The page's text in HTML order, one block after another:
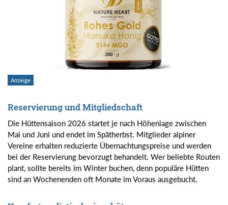
Reservierung und Mitgliedschaft
Die Hüttensaison 2026 startet je nach Höhenlage zwischen
Mai und Juni und endet im Spätherbst. Mitglieder alpiner
Vereine erhalten reduzierte Übernachtungspreise und werden
bei der Reservierung bevorzugt behandelt. Wer beliebte Routen
plant, sollte bereits im Winter buchen, denn populäre Hütten
sind an Wochenenden oft Monate im Voraus ausgebucht.